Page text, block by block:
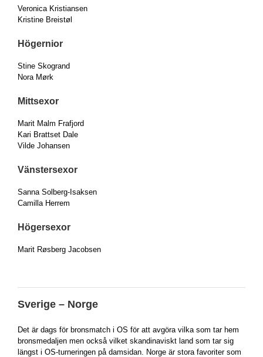
Veronica Kristiansen
Kristine Breistøl
Högernior
Stine Skogrand
Nora Mørk
Mittsexor
Marit Malm Frafjord
Kari Brattset Dale
Vilde Johansen
Vänstersexor
Sanna Solberg-Isaksen
Camilla Herrem
Högersexor
Marit Røsberg Jacobsen
Sverige – Norge
Det är dags för bronsmatch i OS för att avgöra vilka som tar hem
bronsmedaljen men också vilket skandinaviskt land som tar sig
längst i OS-turneringen på damsidan. Norge är stora favoriter som